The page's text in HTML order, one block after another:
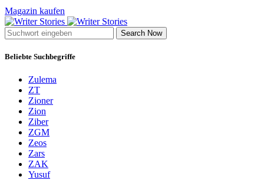
Magazin kaufen
Search Now
Beliebte Suchbegriffe
Zulema
ZT
Zioner
Zion
Ziber
ZGM
Zeos
Zars
ZAK
Yusuf